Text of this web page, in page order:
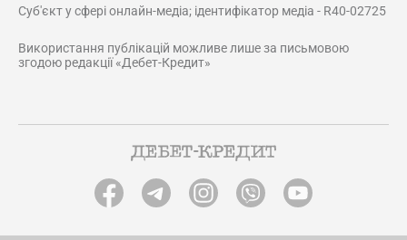
Суб'єкт у сфері онлайн-медіа; ідентифікатор медіа - R40-02725
Використання публікацій можливе лише за письмовою
згодою редакції «Дебет-Кредит»